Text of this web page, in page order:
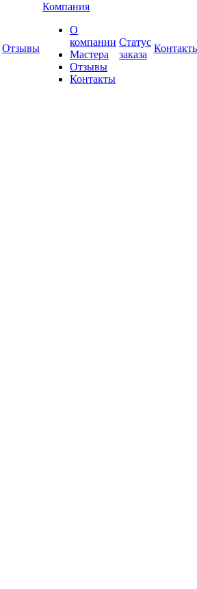
Отзывы
Компания
О
компании
Мастера
Отзывы
Контакты
Статус
заказа